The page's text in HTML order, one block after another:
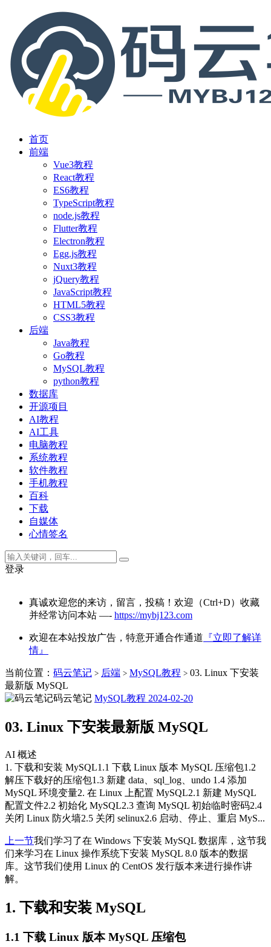
首页
前端
Vue3教程
React教程
ES6教程
TypeScript教程
node.js教程
Flutter教程
Electron教程
Egg.js教程
Nuxt3教程
jQuery教程
JavaScript教程
HTML5教程
CSS3教程
后端
Java教程
Go教程
MySQL教程
python教程
数据库
开源项目
AI教程
AI工具
电脑教程
系统教程
软件教程
手机教程
百科
下载
自媒体
心情签名
登录
真诚欢迎您的来访，留言，投稿！欢迎（Ctrl+D）收藏
并经常访问本站 —- https://mybj123.com
欢迎在本站投放广告，特意开通合作通道 『立即了解详
情』
当前位置： 码云笔记 > 后端 > MySQL教程 > 03. Linux 下安装
最新版 MySQL
码云笔记 MySQL教程 2024-02-20
03. Linux 下安装最新版 MySQL
AI 概述
1. 下载和安装 MySQL1.1 下载 Linux 版本 MySQL 压缩包1.2
解压下载好的压缩包1.3 新建 data、sql_log、undo 1.4 添加
MySQL 环境变量2. 在 Linux 上配置 MySQL2.1 新建 MySQL
配置文件2.2 初始化 MySQL2.3 查询 MySQL 初始临时密码2.4
关闭 Linux 防火墙2.5 关闭 selinux2.6 启动、停止、重启 MyS...
上一节我们学习了在 Windows 下安装 MySQL 数据库，这节我
们来学习在 Linux 操作系统下安装 MySQL 8.0 版本的数据
库。这节我们使用 Linux 的 CentOS 发行版本来进行操作讲
解。
1. 下载和安装 MySQL
1.1 下载 Linux 版本 MySQL 压缩包